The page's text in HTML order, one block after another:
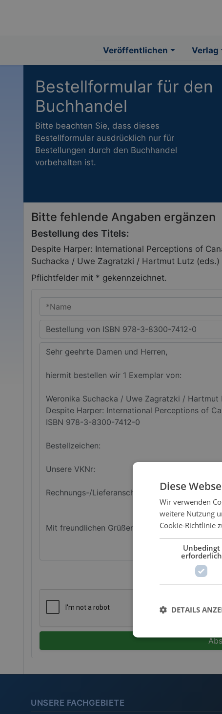
Veröffentlichen Verlag
Bestellformular für den
Buchhandel
Bitte beachten Sie, dass dieses
Bestellformular ausdrücklich nur für
Bestellungen durch den Buchhandel
vorbehalten ist.
Bitte fehlende Angaben ergänzen
Bestellung des Titels:
Despite Harper: International Perceptions of
Suchacka / Uwe Zagratzki / Hartmut Lutz (eds.)
Pflichtfelder mit * gekennzeichnet.
Ihr Name
Betreff
Ihre *Nachricht
UNSERE FACHGEBIETE
Diese
Wir verwenden
weitere Nutzung
Cookie-Richtlinie
Unbedingt
erforderlich
DETAILS